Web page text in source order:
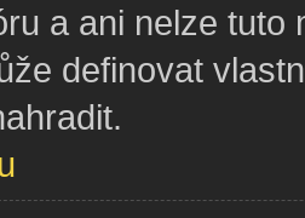
a ani nelze tuto
definovat